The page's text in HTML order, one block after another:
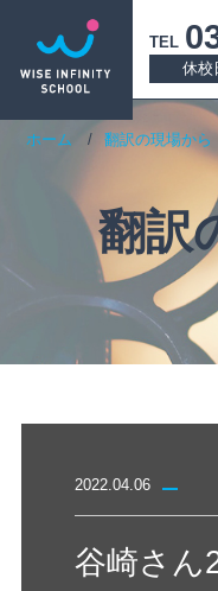
TEL
休校
ホーム 翻訳の現場から
翻訳
2022.04.06
谷崎さん